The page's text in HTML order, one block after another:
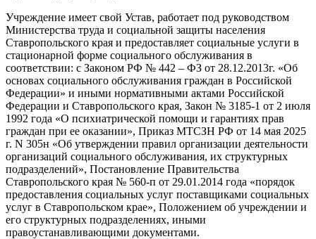
Учреждение имеет свой Устав, работает под руководством
Министерства труда и социальной защиты населения
Ставропольского края и предоставляет социальные услуги в
стационарной форме социального обслуживания в
соответствии: с Законом РФ № 442 – ФЗ от 28.12.2013г. «Об
основах социального обслуживания граждан в Российской
Федерации» и иными нормативными актами Российской
Федерации и Ставропольского края, Закон № 3185-1 от 2 июля
1992 года «О психиатрической помощи и гарантиях прав
граждан при ее оказании», Приказ МТСЗН РФ от 14 мая 2025
г. N 305н «Об утверждении правил организации деятельности
организаций социального обслуживания, их структурных
подразделений», Постановление Правительства
Ставропольского края № 560-п от 29.01.2014 года «порядок
предоставления социальных услуг поставщиками социальных
услуг в Ставропольском крае», Положением об учреждении и
его структурных подразделениях, иными
правоустанавливающими документами.